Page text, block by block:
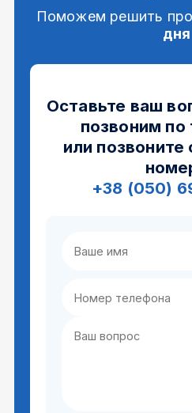
Поможем решить
дня
Оставьте ваш
позвоним
или
+38 (050)